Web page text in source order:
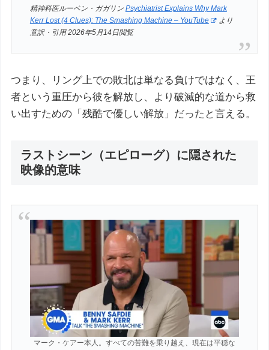
精神科医ルーベン・ガガリン Psychiatrist Explains Why Mark
Kerr Lost (4 Clues): The Smashing Machine – YouTube
より
意訳・引用 2026年5月14日閲覧
つまり、リング上での敗北は単なる負けではなく、王
者という重圧から彼を解放し、より破滅的な道から救
い出すための「残酷で優しい解放」だったと言える。
ラストシーン（エピローグ）に隠された
映像的意味
マーク・ケアー本人。すべての苦難を乗り越え、現在は平穏な